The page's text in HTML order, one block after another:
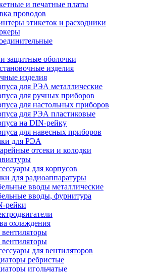
и печатные платы
проводов
этикеток и расходники
защитные оболочки
изделия
изделия
для РЭА металлические
для ручных приборов
для настольных приборов
для РЭА пластиковые
на DIN-рейку
для навесных приборов
для РЭА
отсеки и колодки
для корпусов
для радиоаппаратуры
вводы металлические
вводы, фурнитура
рейки
охлаждения
для вентиляторов
ребристые
игольчатые